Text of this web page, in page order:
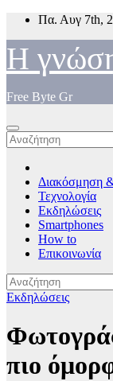
Μετάβαση
περιεχόμενο
Πα. Αυγ 7th,
Η
Free Byte Gr
Διακόσμηση &
Τεχνολογία
Εκδηλώσεις
Smartphones
How to
Επικοινωνία
Εκδηλώσεις
πιο